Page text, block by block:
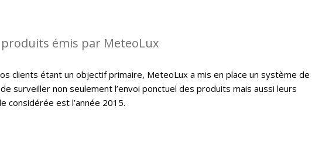
émis par MeteoLux
clients étant un objectif primaire, MeteoLux a mis en place un système de
surveiller non seulement l’envoi ponctuel des produits mais aussi leurs
considérée est l’année 2015.